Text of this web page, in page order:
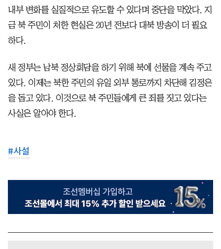
내부 변화를 실질적으로 유도할 수 있다며 중단을 막았다. 지
금 북 주민이 처한 현실은 20년 전보다 대북 방송이 더 필요
하다.
새 정부는 남북 정상회담을 하기 위해 북에 선물을 계속 주고
있다. 이제는 북한 주민의 유일 외부 통로까지 차단해 김정은
을 돕고 있다. 이것으로 북 주민들에게 큰 죄를 짓고 있다는
사실은 알아야 한다.
#사설